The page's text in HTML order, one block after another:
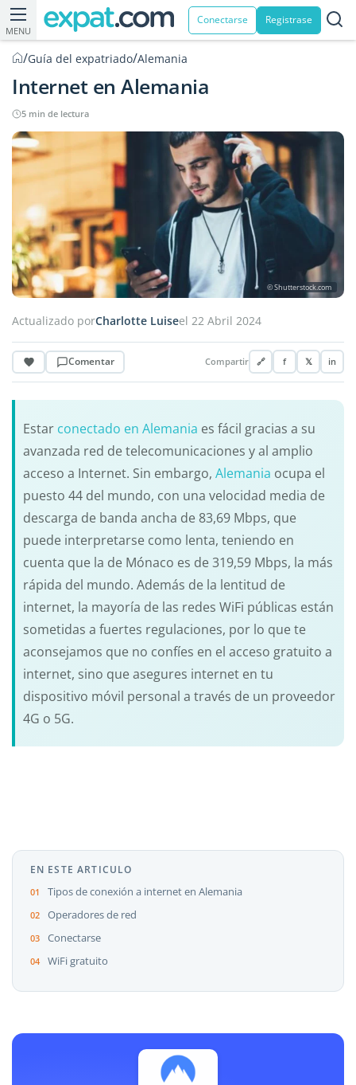
MENU
Conectarse Registrase
/Guía del expatriado/Alemania
Internet en Alemania
5 min de lectura
© Shutterstock.com
Actualizado porCharlotte Luiseel 22 Abril 2024
Comentar Compartir 🔗 f 𝕏 in
Estarconectado en Alemania es fácil gracias a su
avanzada red de telecomunicaciones y al amplio
acceso a Internet. Sin embargo, Alemania ocupa el
puesto 44 del mundo, con una velocidad media de
descarga de banda ancha de 83,69 Mbps, que
puede interpretarse como lenta, teniendo en
cuenta que la de Mónaco es de 319,59 Mbps, la más
rápida del mundo. Además de la lentitud de
internet, la mayoría de las redes WiFi públicas están
sometidas a fuertes regulaciones, por lo que te
aconsejamos que no confíes en el acceso gratuito a
internet, sino que asegures internet en tu
dispositivo móvil personal a través de un proveedor
4G o 5G.
EN ESTE ARTICULO
Tipos de conexión a internet en Alemania
Operadores de red
Conectarse
WiFi gratuito